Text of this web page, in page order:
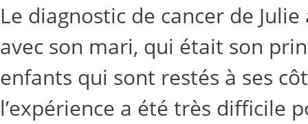
Le diagnostic de cancer de
avec son mari, qui était son
enfants qui sont restés à ses
l’expérience a été très difficile